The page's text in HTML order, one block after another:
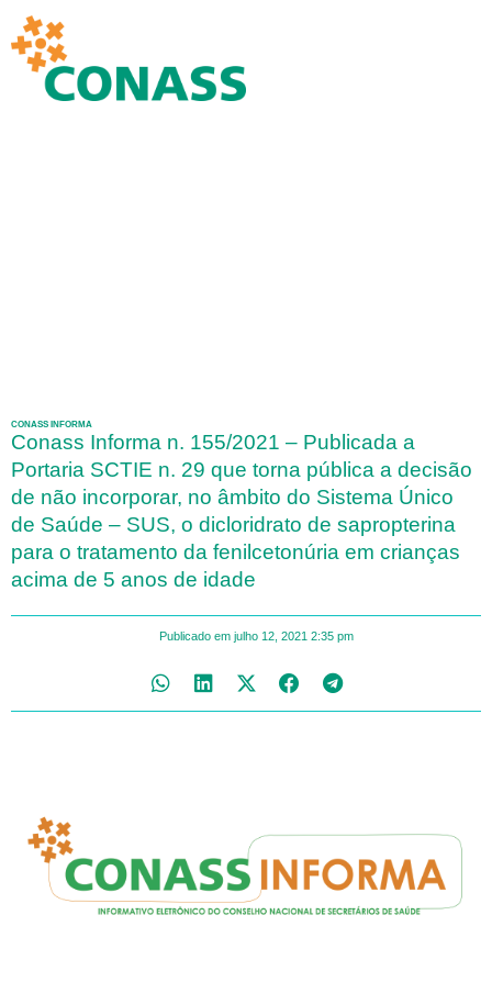
CONASS INFORMA
Conass Informa n. 155/2021 – Publicada a
Portaria SCTIE n. 29 que torna pública a decisão
de não incorporar, no âmbito do Sistema Único
de Saúde – SUS, o dicloridrato de sapropterina
para o tratamento da fenilcetonúria em crianças
acima de 5 anos de idade
Publicado em julho 12, 2021 2:35 pm